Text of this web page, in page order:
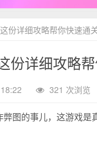
份详细攻略帮你快速通关
详细攻略帮
321 次浏览
图的事儿，这游戏